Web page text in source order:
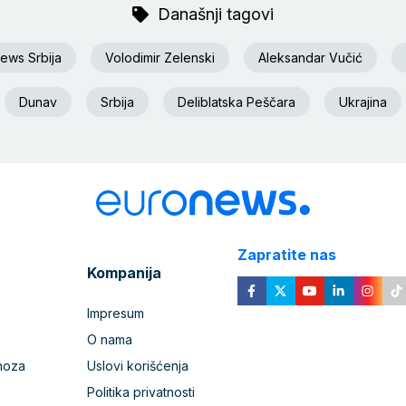
Današnji tagovi
Srbija Volodimir Zelenski Aleksandar Vučić
Dunav Srbija Deliblatska Peščara Ukrajina
Kompanija
Impresum
O nama
Uslovi korišćenja
Politika privatnosti
Zapratite nas